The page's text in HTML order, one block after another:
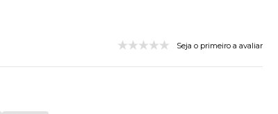
Seja o primeiro a avaliar